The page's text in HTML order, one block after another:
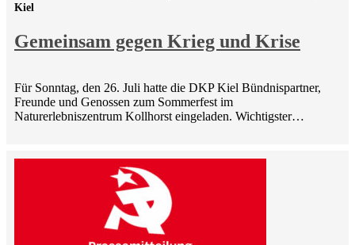
Gemeinsam gegen Krieg und Krise
Kiel
Für Sonntag, den 26. Juli hatte die DKP Kiel Bündnispartner,
Freunde und Genossen zum Sommerfest im
Naturerlebniszentrum Kollhorst eingeladen. Wichtigster…